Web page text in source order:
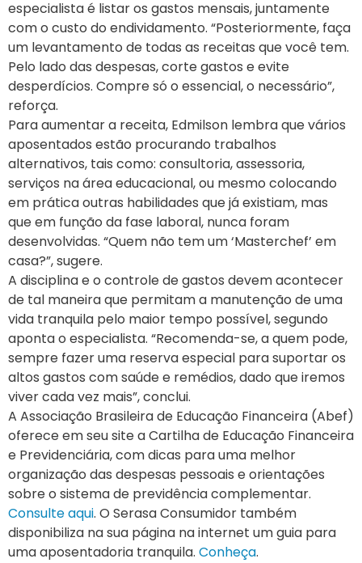
especialista é listar os gastos mensais, juntamente
com o custo do endividamento. “Posteriormente, faça
um levantamento de todas as receitas que você tem.
Pelo lado das despesas, corte gastos e evite
desperdícios. Compre só o essencial, o necessário”,
reforça.
Para aumentar a receita, Edmilson lembra que vários
aposentados estão procurando trabalhos
alternativos, tais como: consultoria, assessoria,
serviços na área educacional, ou mesmo colocando
em prática outras habilidades que já existiam, mas
que em função da fase laboral, nunca foram
desenvolvidas. “Quem não tem um ‘Masterchef’ em
casa?”, sugere.
A disciplina e o controle de gastos devem acontecer
de tal maneira que permitam a manutenção de uma
vida tranquila pelo maior tempo possível, segundo
aponta o especialista. “Recomenda-se, a quem pode,
sempre fazer uma reserva especial para suportar os
altos gastos com saúde e remédios, dado que iremos
viver cada vez mais”, conclui.
A Associação Brasileira de Educação Financeira (Abef)
oferece em seu site a Cartilha de Educação Financeira
e Previdenciária, com dicas para uma melhor
organização das despesas pessoais e orientações
sobre o sistema de previdência complementar.
Consulte aqui. O Serasa Consumidor também
disponibiliza na sua página na internet um guia para
uma aposentadoria tranquila. Conheça.